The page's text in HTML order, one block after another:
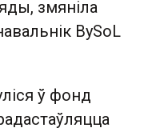
змяніла
BySoL
ў фонд